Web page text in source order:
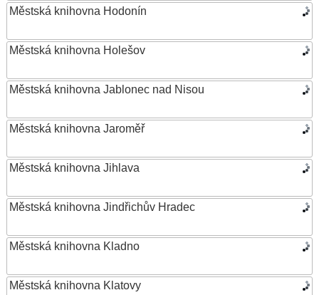
Městská knihovna Hodonín
Městská knihovna Holešov
Městská knihovna Jablonec nad Nisou
Městská knihovna Jaroměř
Městská knihovna Jihlava
Městská knihovna Jindřichův Hradec
Městská knihovna Kladno
Městská knihovna Klatovy